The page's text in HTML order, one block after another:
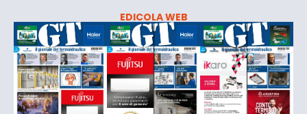
EDICOLA WEB